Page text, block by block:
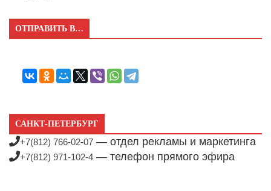
ОТПРАВИТЬ В…
САНКТ-ПЕТЕРБУРГ
+7(812) 766-02-07 — отдел рекламы и маркетинга
+7(812) 971-102-4 — телефон прямого эфира